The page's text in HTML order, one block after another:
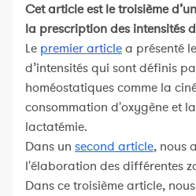
Cet article est le troisième
la prescription des intensités
Le premier articlea présenté
d’intensités qui sont définis
homéostatiques comme la
consommation d'oxygène et
lactatémie.
Dans un second article, nous
l'élaboration des différentes
Dans ce troisième article,